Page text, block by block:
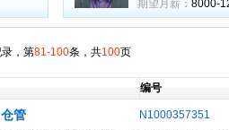
期望月薪： 8000-
，第81-100条，共100页
编号
管
N1000357351